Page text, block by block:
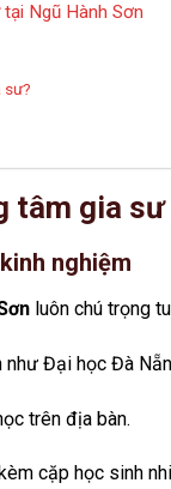
Ngũ Hành Sơn
sư?
tâm gia
nghiệm
luôn chú trọng
Đại học Đà
trên địa bàn.
cặp học sinh